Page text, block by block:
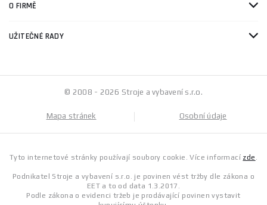
O FIRMĚ
UŽITEČNÉ RADY
© 2008 - 2026 Stroje a vybavení s.r.o.
Mapa stránek Osobní údaje
Tyto internetové stránky používají soubory cookie. Více informací zde .
Podnikatel Stroje a vybavení s.r.o. je povinen vést tržby dle zákona o
EET a to od data 1.3.2017.
Podle zákona o evidenci tržeb je prodávající povinen vystavit